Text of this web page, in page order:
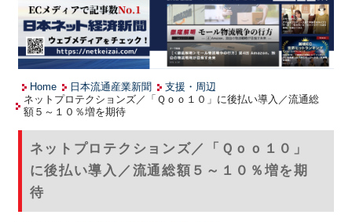
Home 日本流通産業新聞
支援・周辺
ネットプロテクションズ／「Ｑｏｏ１０」に後払い導入／流通総
額５～１０％増を期待
ネットプロテクションズ／「Ｑｏｏ１０」
に後払い導入／流通総額５～１０％増を期
待